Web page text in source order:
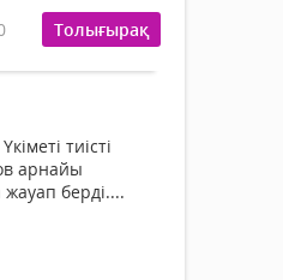
Толығырақ
тиісті
арнайы
жауап берді....